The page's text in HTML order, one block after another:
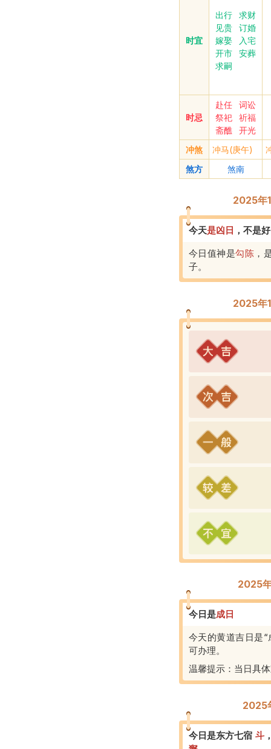
时宜
出行
求财
见贵
订婚
嫁娶
入宅
开市
安葬
求嗣
时忌
赴任
词讼
祭祀
祈福
斋醮
开光
冲煞
冲马(庚午)
煞方
煞南
2025年
今天是凶 日 ， 不是
今日值神是勾陈 ，
子。
2025年
2025
今日是成 日
今天的黄道吉日是
可办理。
温馨提示：当日具
2025
今日是东方七宿 斗